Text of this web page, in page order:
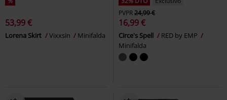
53,99 €
Lorena Skirt Vixxsin Minifalda
PVPR24,99 €
16,99 €
Circe's Spell
RED by EMP
Minifalda